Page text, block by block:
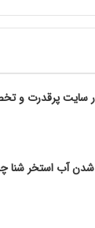
در سایت پرقدرت و
آب استخر شنا